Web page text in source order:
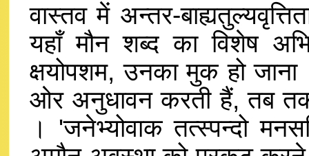
वास्तव में अन्तर-
यहाँ मौन शब्द का विशेष
क्षयोपशम, उनका मुक हो
ओर अनुधावन करती हैं, तब तक
। 'जनेभ्योवाक तत्स्पन्दो